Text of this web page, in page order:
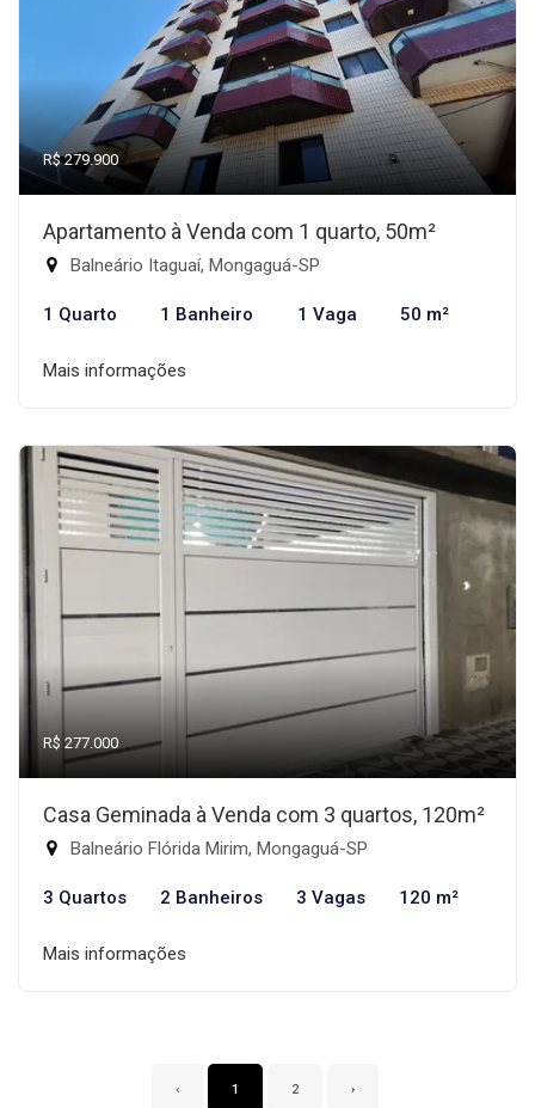
R$ 279.900
Apartamento à Venda com 1 quarto, 50m²
Balneário Itaguaí, Mongaguá-SP
1 Quarto 1 Banheiro 1 Vaga 50 m²
Mais informações
R$ 277.000
Casa Geminada à Venda com 3 quartos, 120m²
Balneário Flórida Mirim, Mongaguá-SP
3 Quartos 2 Banheiros 3 Vagas 120 m²
Mais informações
‹ 1 2 ›